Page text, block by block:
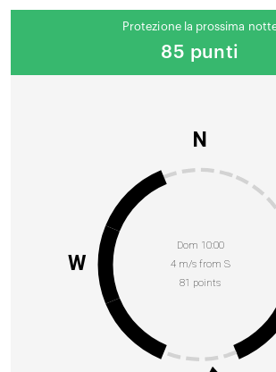
Protezione la prossima
85 punti
Dom 10:00
4 m/s from S
81 points
N
W